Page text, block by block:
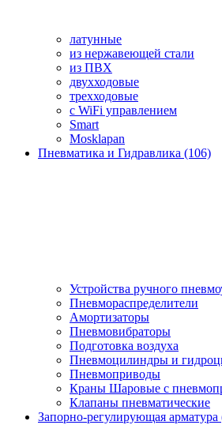
латунные
из нержавеющей стали
из ПВХ
двухходовые
трехходовые
с WiFi управлением
Smart
Mosklapan
Пневматика и Гидравлика (106)
Устройства ручного
Пневмораспределители
Амортизаторы
Пневмовибраторы
Подготовка воздуха
Пневмоцилиндры и
Пневмоприводы
Краны Шаровые с
Клапаны пневматические
Запорно-регулирующая арматура